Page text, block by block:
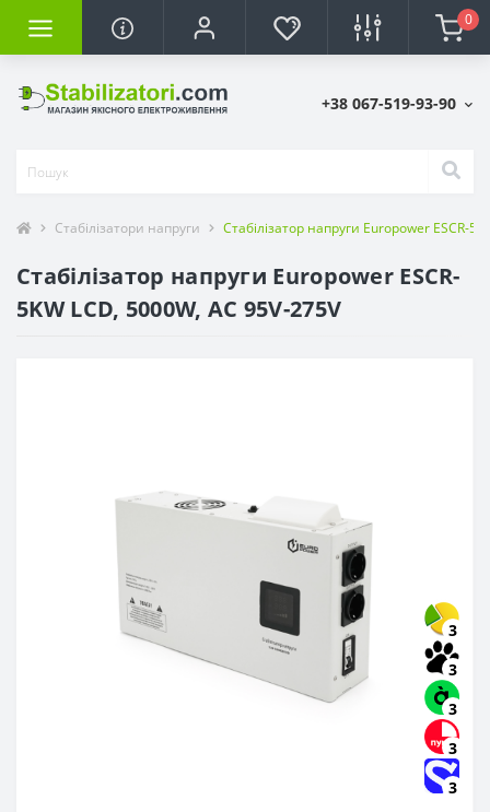
0
+38 067-519-93-90
Стабілізатори напруги Стабілізатор напруги Europower ESCR-
Стабілізатор напруги Europower ESCR-
5KW LCD, 5000W, AC 95V-275V
3
3
3
3
3